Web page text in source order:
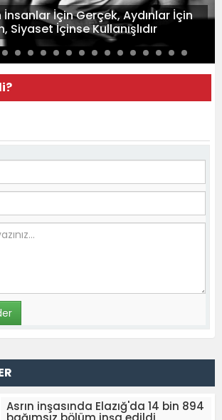
İnsanlar İçin Gerçek, Aydınlar İçin
Siyaset İçinse Kullanışlıdır
Asrın inşasında Elazığ'da 14 bin 894